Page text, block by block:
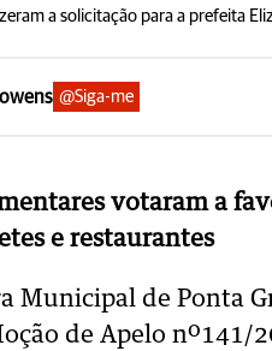
a solicitação para a prefeita
@Siga-me
votaram a
e restaurantes
Municipal de Ponta
de Apelo nº141/